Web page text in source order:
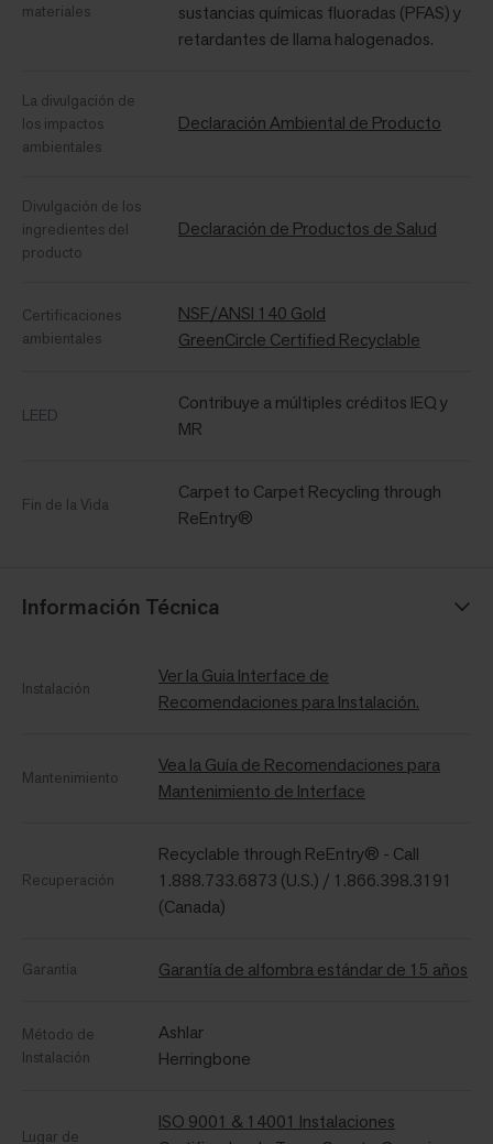
materiales
sustancias químicas fluoradas (PFAS) y
retardantes de llama halogenados.
La divulgación de
los impactos
ambientales
Declaración Ambiental de Producto
Divulgación de los
ingredientes del
producto
Declaración de Productos de Salud
Certificaciones
ambientales
NSF/ANSI 140 Gold
GreenCircle Certified Recyclable
LEED
Contribuye a múltiples créditos IEQ y
MR
Fin de la Vida
Carpet to Carpet Recycling through
ReEntry®
Información Técnica
Instalación
Ver la Guia Interface de
Recomendaciones para Instalación.
Mantenimiento
Vea la Guía de Recomendaciones para
Mantenimiento de Interface
Recuperación
Recyclable through ReEntry® - Call
1.888.733.6873 (U.S.) / 1.866.398.3191
(Canada)
Garantía Garantía de alfombra estándar de 15 años
Método de
Instalación
Ashlar
Herringbone
Lugar de
ISO 9001 & 14001 Instalaciones